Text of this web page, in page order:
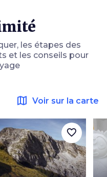
les étapes des
et les conseils pour
map Voir sur la carte
favorite_border